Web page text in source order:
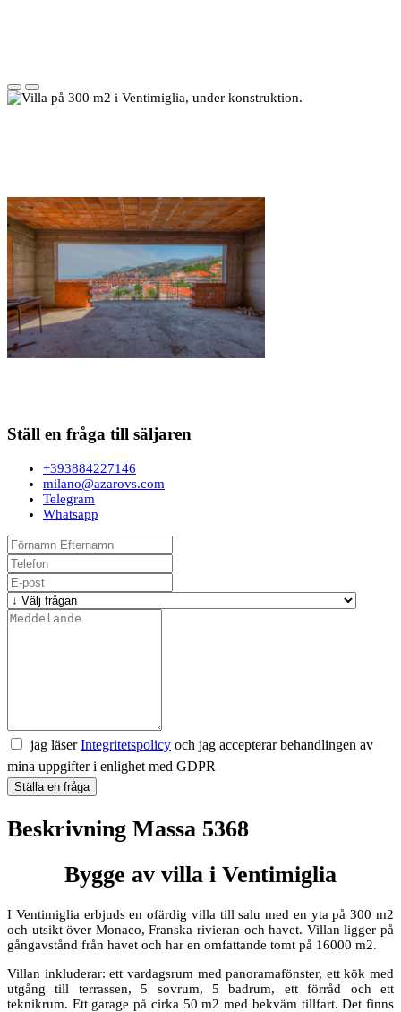
Ställ en fråga till säljaren
+393884227146
milano@azarovs.com
Telegram
Whatsapp
jag läserIntegritetspolicy och jag accepterar behandlingen av
mina uppgifter i enlighet med GDPR
Ställa en fråga
Beskrivning Massa 5368
Bygge av villa i Ventimiglia
I Ventimiglia erbjuds en ofärdig villa till salu med en yta på 300 m2
och utsikt över Monaco, Franska rivieran och havet. Villan ligger på
gångavstånd från havet och har en omfattande tomt på 16000 m2.
Villan inkluderar: ett vardagsrum med panoramafönster, ett kök med
utgång till terrassen, 5 sovrum, 5 badrum, ett förråd och ett
teknikrum. Ett garage på cirka 50 m2 med bekväm tillfart. Det finns